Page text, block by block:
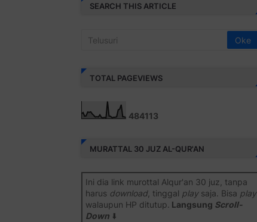
SEARCH THIS ARTICLE
TOTAL PAGEVIEWS
484113
MURATTAL 30 JUZ AL-QUR'AN
Ini dia link murottal Alqur'an 30 juz, tanpa
harus download, tinggal playsaja. Bisa play
walaupun HP ditutup. Langsung Scroll-
Down⬇️